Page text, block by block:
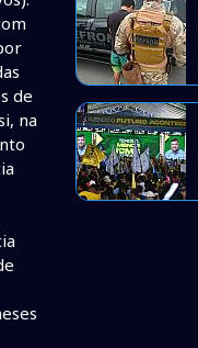
de
na